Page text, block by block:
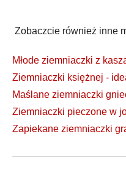
Zobaczcie również inne
Młode ziemniaczki z
Ziemniaczki księżnej -
Maślane ziemniaczki
Ziemniaczki pieczone w
Zapiekane ziemniaczki